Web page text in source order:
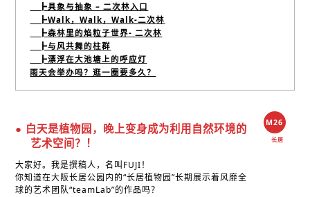
┣具象与抽象 – 二次林入口
┣Walk，Walk，Walk-二次林
┣森林里的焰粒子世界- 二次林
┣与风共舞的柱群
┣漂浮在大池塘上的呼应灯
雨天会举办吗？逛一圈要多久？
● 白天是植物园，晚上变身成为利用自然环境的
艺术空间？！
大家好。我是撰稿人，名叫FUJI！
你知道在大阪长居公园内的“长居植物园”长期展示着风靡全
球的艺术团队“teamLab”的作品吗？
M26
长居